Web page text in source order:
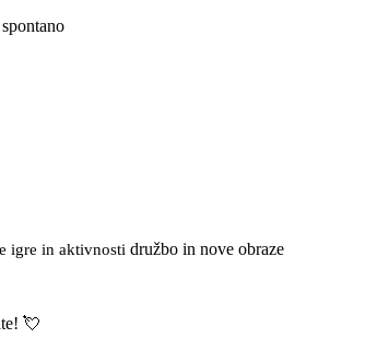
igre in aktivnosti družbo in nove obraze
💘